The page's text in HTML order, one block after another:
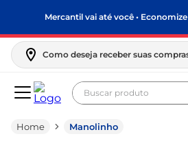
Mercantil vai até você •
Como deseja receber suas
Buscar produto
Manolinho
biscoito